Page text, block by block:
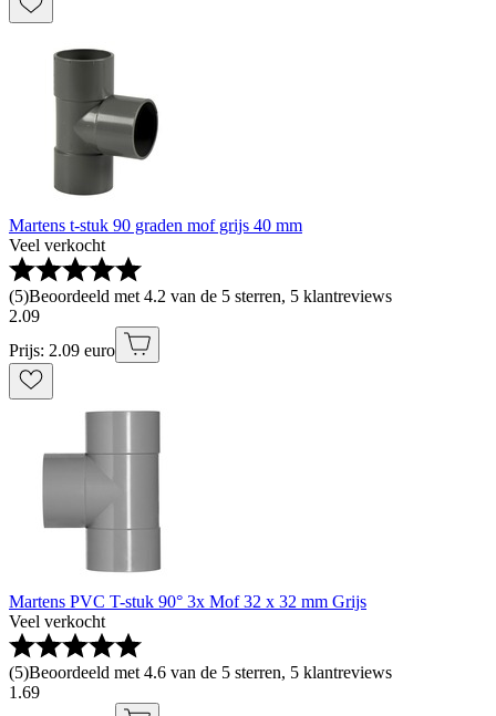
Martens t-stuk 90 graden mof grijs 40 mm
Veel verkocht
(5)Beoordeeld met 4.2 van de 5 sterren, 5 klantreviews
2.09
Prijs: 2.09 euro
Martens PVC T-stuk 90° 3x Mof 32 x 32 mm Grijs
Veel verkocht
(5)Beoordeeld met 4.6 van de 5 sterren, 5 klantreviews
1 .69